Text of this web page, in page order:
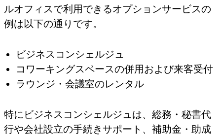
ルオフィスで利用できるオプションサービスの
例は以下の通りです。
ビジネスコンシェルジュ
コワーキングスペースの併用および来客受付
ラウンジ・会議室のレンタル
特にビジネスコンシェルジュは、総務・秘書代
行や会社設立の手続きサポート、補助金・助成